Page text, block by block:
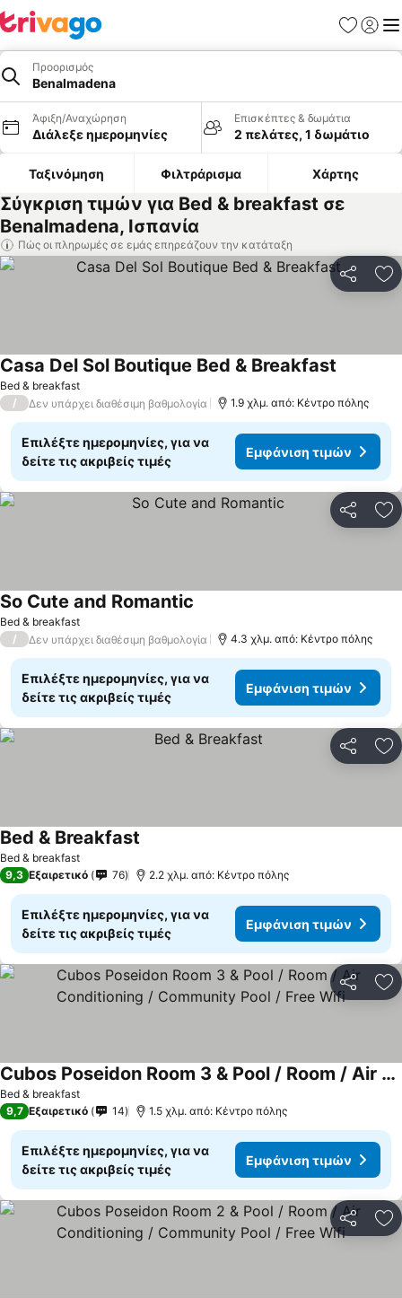
Προορισμός
Benalmadena
Άφιξη/Αναχώρηση
Διάλεξε ημερομηνίες
Επισκέπτες & δωμάτια
2 πελάτες, 1 δωμάτιο
Ταξινόμηση Φιλτράρισμα Χάρτης
Σύγκριση τιμών για Bed & breakfast σε
Benalmadena, Ισπανία
Πώς οι πληρωμές σε εμάς επηρεάζουν την κατάταξη
Bed & breakfast
Casa Del Sol Boutique Bed & Breakfast
/ Δεν υπάρχει διαθέσιμη βαθμολογία 1.9 χλμ. από: Κέντρο πόλης
Επιλέξτε ημερομηνίες, για να
δείτε τις ακριβείς τιμές
Εμφάνιση τιμών
Bed & breakfast
So Cute and Romantic
/ Δεν υπάρχει διαθέσιμη βαθμολογία 4.3 χλμ. από: Κέντρο πόλης
Επιλέξτε ημερομηνίες, για να
δείτε τις ακριβείς τιμές
Εμφάνιση τιμών
Bed & breakfast
Bed & Breakfast
9,3 Εξαιρετικό 76 2.2 χλμ. από: Κέντρο πόλης
Επιλέξτε ημερομηνίες, για να
δείτε τις ακριβείς τιμές
Εμφάνιση τιμών
Bed & breakfast
Cubos Poseidon Room 3 & Pool / Room / Air Conditioning / Community Pool / Free Wifi
Εμφάνιση τιμών
9,7 Εξαιρετικό 14 1.5 χλμ. από: Κέντρο πόλης
Επιλέξτε ημερομηνίες, για να
δείτε τις ακριβείς τιμές
Εμφάνιση τιμών